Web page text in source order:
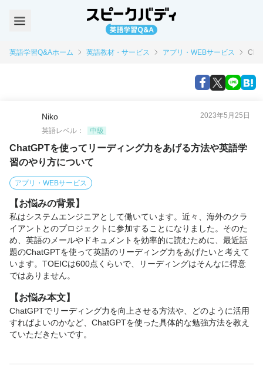
英語学習Q&Aホーム 英語教材・サービス アプリ・WEBサービス
Niko
2023年5月25日
英語レベル：
中級
ChatGPTを使ってリーディング力をあげる方法や英語学
習のやり方について
アプリ・WEBサービス
【お悩みの背景】
私はシステムエンジニアとして働いています。近々、海外のクラ
イアントとのプロジェクトに参加することになりました。そのた
め、英語のメールやドキュメントを効率的に読むために、最近話
題のChatGPTを使って英語のリーディング力をあげたいと考えて
います。TOEICは600点くらいで、リーディングはそんなに得意
ではありません。
【お悩み本文】
ChatGPTでリーディング力を向上させる方法や、どのように活用
すればよいのかなど、ChatGPTを使った具体的な勉強方法を教え
ていただきたいです。